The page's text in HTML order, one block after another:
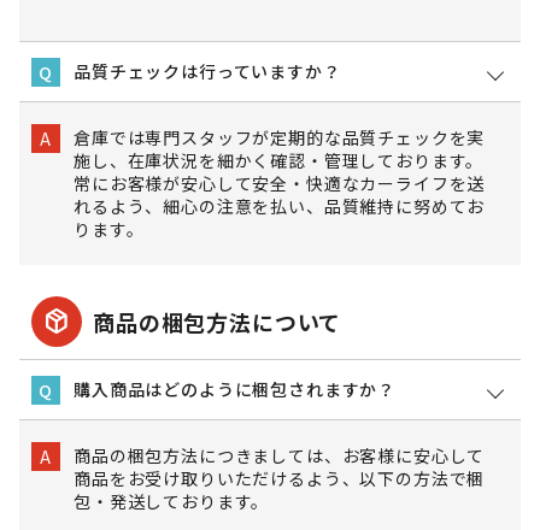
Q 品質チェックは行っていますか？
A
倉庫では専門スタッフが定期的な品質チェックを実
施し、在庫状況を細かく確認・管理しております。
常にお客様が安心して安全・快適なカーライフを送
れるよう、細心の注意を払い、品質維持に努めてお
ります。
package_2 商品の梱包方法について
Q 購入商品はどのように梱包されますか？
A
商品の梱包方法につきましては、お客様に安心して
商品をお受け取りいただけるよう、以下の方法で梱
包・発送しております。